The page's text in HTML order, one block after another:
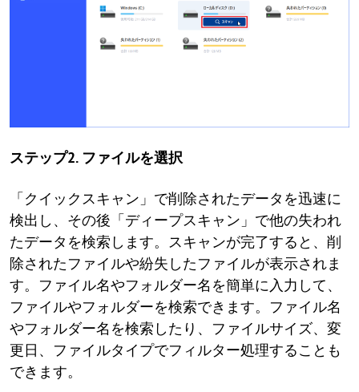
ステップ2. ファイルを選択
「クイックスキャン」で削除されたデータを迅速に
検出し、その後「ディープスキャン」で他の失われ
たデータを検索します。スキャンが完了すると、削
除されたファイルや紛失したファイルが表示されま
す。ファイル名やフォルダー名を簡単に入力して、
ファイルやフォルダーを検索できます。ファイル名
やフォルダー名を検索したり、ファイルサイズ、変
更日、ファイルタイプでフィルター処理することも
できます。